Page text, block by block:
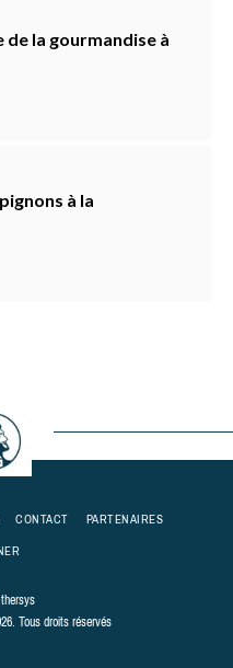
de la gourmandise à
à la
CONTACT
PARTENAIRES
Tous droits réservés